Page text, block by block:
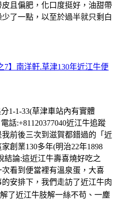
且偏肥，化口度挺好，油甜帶
了一點，以至於過半就只剩白
7】南洋軒.草津130年近江牛便
1-1-33(草津車站內有實體
話:+81120377040近江牛追蹤
前後三次到滋賀都錯過的「近
創業130多年(明治22年1898
結論:這近江牛壽喜燒好吃之
看到便當裡有溫泉蛋，大喜
安排下，我們走訪了近江牛肉
解了近江牛肢解一絲不苟、一塵